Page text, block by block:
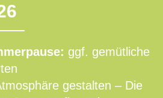
ggf. gemütliche
gestalten – Die